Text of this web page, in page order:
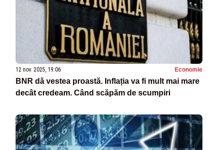
12 nov. 2025, 19:06 Economie
BNR dă vestea proastă. Inflația va fi mult mai mare
decât credeam. Când scăpăm de scumpiri